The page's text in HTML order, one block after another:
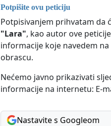
Potpišite ovu peticiju
Potpisivanjem prihvatam da
"Lara", kao autor ove
informacije koje navedem
obrascu.
Nećemo javno prikazivati
informacije na internetu: E-
Nastavite s Googleom